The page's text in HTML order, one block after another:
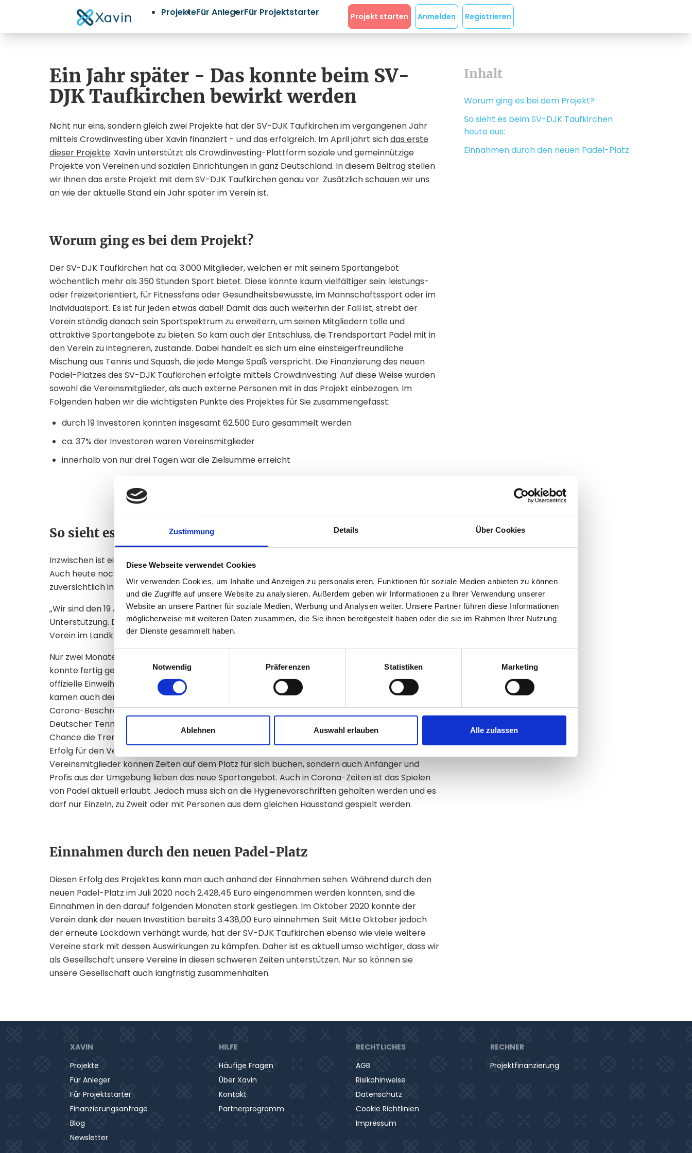
Zustimmung Details Über Cookies
Diese Webseite verwendet Cookies
Wir verwenden Cookies, um Inhalte und Anzeigen zu personalisieren, Funktionen für soziale Medien anbieten zu können
und die Zugriffe auf unsere Website zu analysieren. Außerdem geben wir Informationen zu Ihrer Verwendung unserer
Website an unsere Partner für soziale Medien, Werbung und Analysen weiter. Unsere Partner führen diese Informationen
möglicherweise mit weiteren Daten zusammen, die Sie ihnen bereitgestellt haben oder die sie im Rahmen Ihrer Nutzung
der Dienste gesammelt haben.
Einwilligungsauswahl
Notwendig
Präferenzen Statistiken Marketing
Ablehnen Auswahl erlauben Alle zulassen
ProjekteFür AnlegerFür Projektstarter Projekt starten Anmelden Registrieren
Ein Jahr später - Das konnte beim SV-
DJK Taufkirchen bewirkt werden
Nicht nur eins, sondern gleich zwei Projekte hat der SV-DJK Taufkirchen im vergangenen Jahr
mittels Crowdinvesting über Xavin finanziert - und das erfolgreich. Im April jährt sichdas erste
dieser Projekte. Xavin unterstützt als Crowdinvesting-Plattform soziale und gemeinnützige
Projekte von Vereinen und sozialen Einrichtungen in ganz Deutschland. In diesem Beitrag stellen
wir Ihnen das erste Projekt mit dem SV-DJK Taufkirchen genau vor. Zusätzlich schauen wir uns
an wie der aktuelle Stand ein Jahr später im Verein ist.
Worum ging es bei dem Projekt?
Der SV-DJK Taufkirchen hat ca. 3.000 Mitglieder, welchen er mit seinem Sportangebot
wöchentlich mehr als 350 Stunden Sport bietet. Diese könnte kaum vielfältiger sein: leistungs-
oder freizeitorientiert, für Fitnessfans oder Gesundheitsbewusste, im Mannschaftssport oder im
Individualsport. Es ist für jeden etwas dabei! Damit das auch weiterhin der Fall ist, strebt der
Verein ständig danach sein Sportspektrum zu erweitern, um seinen Mitgliedern tolle und
attraktive Sportangebote zu bieten. So kam auch der Entschluss, die Trendsportart Padel mit in
den Verein zu integrieren, zustande. Dabei handelt es sich um eine einsteigerfreundliche
Mischung aus Tennis und Squash, die jede Menge Spaß verspricht. Die Finanzierung des neuen
Padel-Platzes des SV-DJK Taufkirchen erfolgte mittels Crowdinvesting. Auf diese Weise wurden
sowohl die Vereinsmitglieder, als auch externe Personen mit in das Projekt einbezogen. Im
Folgenden haben wir die wichtigsten Punkte des Projektes für Sie zusammengefasst:
durch 19 Investoren konnten insgesamt 62.500 Euro gesammelt werden
ca. 37% der Investoren waren Vereinsmitglieder
innerhalb von nur drei Tagen war die Zielsumme erreicht
So sieht es beim SV-DJK Taufkirchen heute aus:
Inzwischen ist ein Jahr seit der erfolgreichen Finanzierung des neuen Padel-Platzes vergangen.
Auch heute noch ist der Verein begeistert von der erhaltenen Unterstützung und blickt
zuversichtlich in die Zukunft:
„Wir sind den 19 Anlegerinnen und Anlegern sehr dankbar für die tolle und schnelle
Unterstützung. Dank Ihnen konnten wir unser Sportangebot ausweiten und damit als erster
Verein im Landkreis München Padel anbieten.“ - Moritz Coen, 2. Vorstand SV-DJK Taufkirchen
Nur zwei Monate nach der Finanzierung über Xavin war es schon soweit - der Padel-Platz
konnte fertig gestellt und in Betrieb genommen werden. Am 25.07.2020 gab es sogar eine
offizielle Einweihungsfeier. Neben Pressevertretern und regionalen Investoren und Unterstützern
kamen auch der Taufkirchener Bürgermeister und der Gemeinderat. Unter Einbehaltung der
Corona-Beschränkungen fand einspannendes Eröffnungsspielmit Florian Mayer (ehemaliger
Deutscher Tennisprofi und leidenschaftlicher Padelspieler) statt. Anschließend bekam jeder die
Chance die Trendsportart selbst auszuprobieren. Auch sonst ist der neue Padel-Platz ein voller
Erfolg für den Verein und erfreut sich großer Begeisterung in der Region. Denn nicht nur
Vereinsmitglieder können Zeiten auf dem Platz für sich buchen, sondern auch Anfänger und
Profis aus der Umgebung lieben das neue Sportangebot. Auch in Corona-Zeiten ist das Spielen
von Padel aktuell erlaubt. Jedoch muss sich an die Hygienevorschriften gehalten werden und es
darf nur Einzeln, zu Zweit oder mit Personen aus dem gleichen Hausstand gespielt werden.
Einnahmen durch den neuen Padel-Platz
Diesen Erfolg des Projektes kann man auch anhand der Einnahmen sehen. Während durch den
neuen Padel-Platz im Juli 2020 noch 2.428,45 Euro eingenommen werden konnten, sind die
Einnahmen in den darauf folgenden Monaten stark gestiegen. Im Oktober 2020 konnte der
Verein dank der neuen Investition bereits 3.438,00 Euro einnehmen. Seit Mitte Oktober jedoch
der erneute Lockdown verhängt wurde, hat der SV-DJK Taufkirchen ebenso wie viele weitere
Vereine stark mit dessen Auswirkungen zu kämpfen. Daher ist es aktuell umso wichtiger, dass wir
als Gesellschaft unsere Vereine in diesen schweren Zeiten unterstützen. Nur so können sie
unsere Gesellschaft auch langfristig zusammenhalten.
Inhalt
Worum ging es bei dem Projekt?
So sieht es beim SV-DJK Taufkirchen
heute aus:
Einnahmen durch den neuen Padel-Platz
XAVIN
Projekte
Für Anleger
Für Projektstarter
Finanzierungsanfrage
Blog
Newsletter
HILFE
Häufige Fragen
Über Xavin
Kontakt
Partnerprogramm
RECHTLICHES
AGB
Risikohinweise
Datenschutz
Cookie Richtlinien
Impressum
RECHNER
Projektfinanzierung